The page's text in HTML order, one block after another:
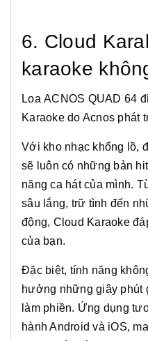
6. Cloud
karaoke
Loa ACNOS QUAD 64
Karaoke do Acnos phát
Với kho nhạc khổng lồ,
sẽ luôn có những bản
năng ca hát của mình.
sâu lắng, trữ tình đến
động, Cloud Karaoke
của bạn.
Đặc biệt, tính năng
hưởng những giây phút
làm phiền. Ứng dụng
hành Android và iOS,